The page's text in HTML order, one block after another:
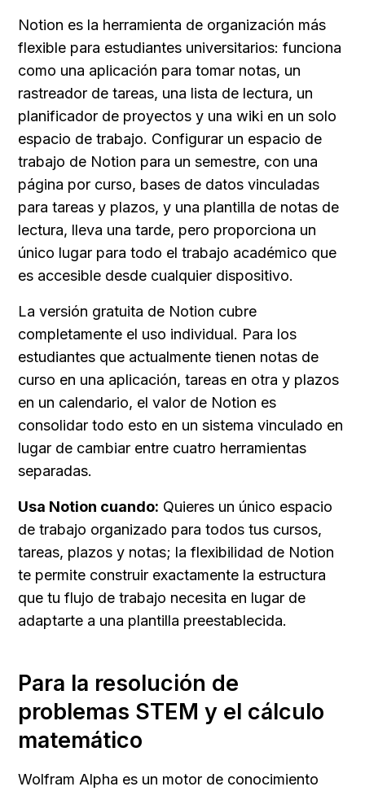
Notion es la herramienta de organización más
flexible para estudiantes universitarios: funciona
como una aplicación para tomar notas, un
rastreador de tareas, una lista de lectura, un
planificador de proyectos y una wiki en un solo
espacio de trabajo. Configurar un espacio de
trabajo de Notion para un semestre, con una
página por curso, bases de datos vinculadas
para tareas y plazos, y una plantilla de notas de
lectura, lleva una tarde, pero proporciona un
único lugar para todo el trabajo académico que
es accesible desde cualquier dispositivo.
La versión gratuita de Notion cubre
completamente el uso individual. Para los
estudiantes que actualmente tienen notas de
curso en una aplicación, tareas en otra y plazos
en un calendario, el valor de Notion es
consolidar todo esto en un sistema vinculado en
lugar de cambiar entre cuatro herramientas
separadas.
Usa Notion cuando: Quieres un único espacio
de trabajo organizado para todos tus cursos,
tareas, plazos y notas; la flexibilidad de Notion
te permite construir exactamente la estructura
que tu flujo de trabajo necesita en lugar de
adaptarte a una plantilla preestablecida.
Para la resolución de
problemas STEM y el cálculo
matemático
Wolfram Alpha es un motor de conocimiento